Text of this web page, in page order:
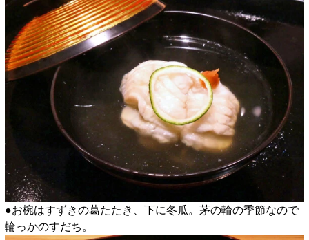
●お椀はすずきの葛たたき、下に冬瓜。茅の輪の季節なので
輪っかのすだち。